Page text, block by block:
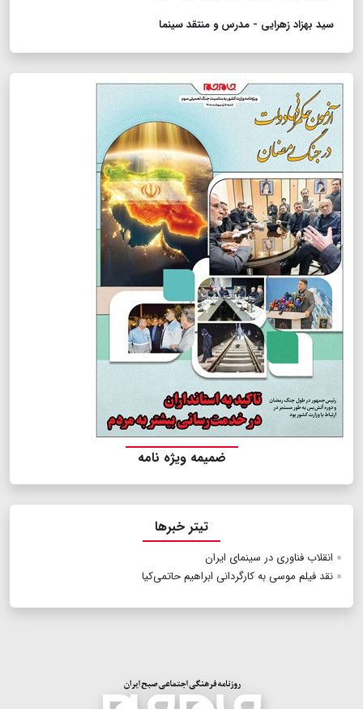
سید بهزاد زهرایی - مدرس و منتقد سینما
ضمیمه ویژه نامه
تیتر خبرها
انقلاب فناوری در سینمای ایران
نقد فیلم موسی به کارگردانی ابراهیم حاتمی‌کیا